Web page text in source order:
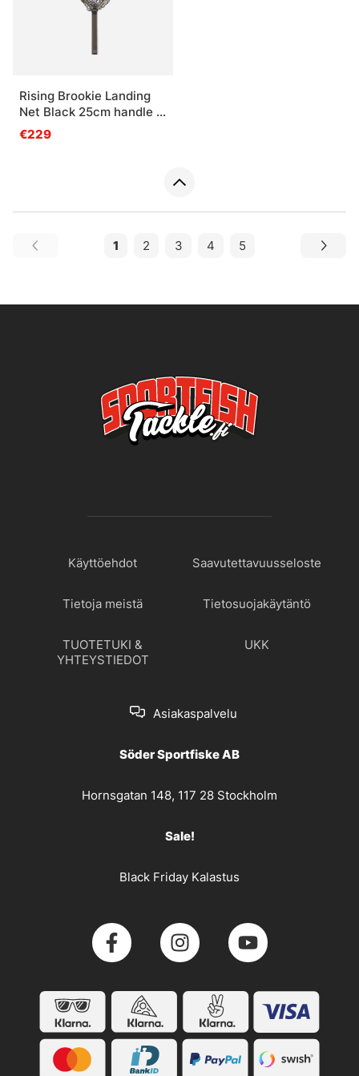
Rising Brookie Landing
Net Black 25cm handle -
Moss
€229
1 2 3 4 5
Käyttöehdot Saavutettavuusseloste
Tietoja meistä Tietosuojakäytäntö
TUOTETUKI &
YHTEYSTIEDOT
UKK
Asiakaspalvelu
Söder Sportfiske AB
Hornsgatan 148, 117 28 Stockholm
Sale!
Black Friday Kalastus